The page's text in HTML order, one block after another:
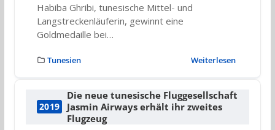
Habiba Ghribi, tunesische Mittel- und
Langstreckenläuferin, gewinnt eine
Goldmedaille bei…
Tunesien Weiterlesen
2019
Die neue tunesische Fluggesellschaft
Jasmin Airways erhält ihr zweites
Flugzeug